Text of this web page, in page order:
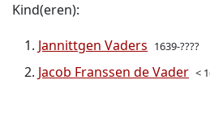
Kind(eren):
Jannittgen Vaders 1639-????
Jacob Franssen de Vader <